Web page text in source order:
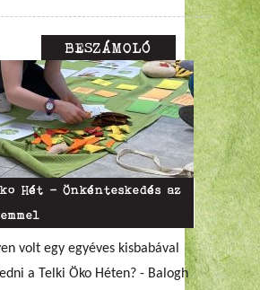
BESZÁMOLÓ
Hét - Önkénteskedés az
volt egy egyéves kisbabával
a Telki Öko Héten? - Balogh